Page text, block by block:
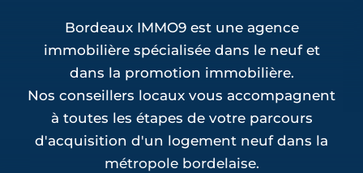
Bordeaux IMMO9 est une agence
immobilière spécialisée dans le neuf et
dans la promotion immobilière.
Nos conseillers locaux vous accompagnent
à toutes les étapes de votre parcours
d'acquisition d'un logement neuf dans la
métropole bordelaise.